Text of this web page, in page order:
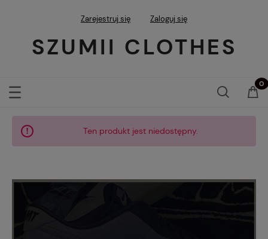
Zarejestruj się Zaloguj się
SZUMII CLOTHES
Ten produkt jest niedostępny.